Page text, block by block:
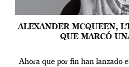
ALEXANDER MCQUEEN,
QUE MARCÓ
Ahora que por fin han lanzado